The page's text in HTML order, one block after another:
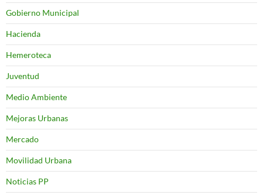
Gobierno Municipal
Hacienda
Hemeroteca
Juventud
Medio Ambiente
Mejoras Urbanas
Mercado
Movilidad Urbana
Noticias PP